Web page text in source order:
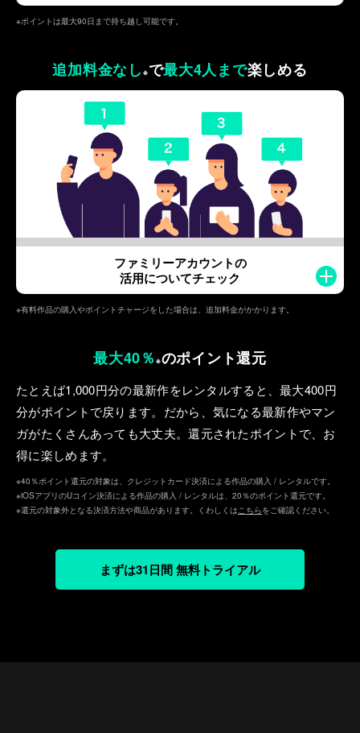
※ポイントは最大90日まで持ち越し可能です。
追加料金なし ※で最大4人まで楽しめる
ファミリーアカウントの
活用についてチェック
※有料作品の購入やポイントチャージをした場合は、追加料金がかかります。
最大40％ ※のポイント還元
たとえば1,000円分の最新作をレンタルすると、最⼤400円
分がポイントで戻ります。だから、気になる最新作やマン
ガがたくさんあっても⼤丈夫。還元されたポイントで、お
得に楽しめます。
※40％ポイント還元の対象は、クレジットカード決済による作品の購入 / レンタルです。
※iOSアプリのUコイン決済による作品の購入 / レンタルは、20％のポイント還元です。
※還元の対象外となる決済方法や商品があります。くわしくはこちらをご確認ください。
まずは31日間 無料トライアル